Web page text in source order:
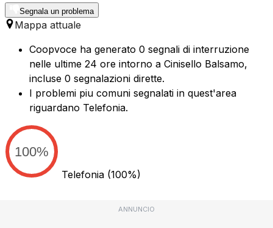
Segnala un problema
Mappa attuale
Coopvoce ha generato 0 segnali di interruzione
nelle ultime 24 ore intorno a Cinisello Balsamo,
incluse 0 segnalazioni dirette.
I problemi piu comuni segnalati in quest'area
riguardano Telefonia.
100%
Telefonia (100%)
ANNUNCIO